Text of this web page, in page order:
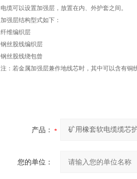
电缆可以设置加强层，放置在内、外护套之间。
加强层结构型式如下：
纤维编织层
钢丝股线编织层
钢丝股线绕包曾
注：若金属加强层兼作地线芯时，其中可以含有铜线
产品：
您的单位：